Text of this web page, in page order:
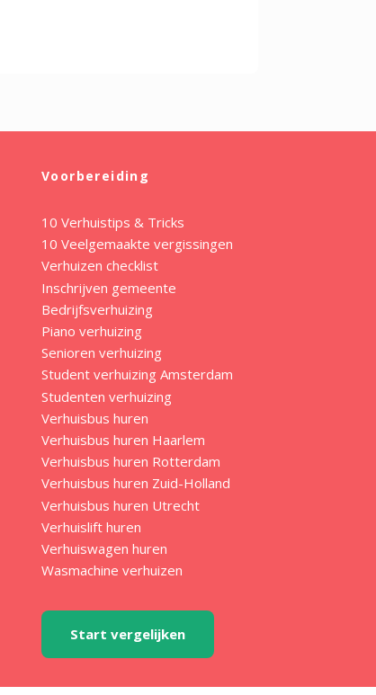
Voorbereiding
10 Verhuistips & Tricks
10 Veelgemaakte vergissingen
Verhuizen checklist
Inschrijven gemeente
Bedrijfsverhuizing
Piano verhuizing
Senioren verhuizing
Student verhuizing Amsterdam
Studenten verhuizing
Verhuisbus huren
Verhuisbus huren Haarlem
Verhuisbus huren Rotterdam
Verhuisbus huren Zuid-Holland
Verhuisbus huren Utrecht
Verhuislift huren
Verhuiswagen huren
Wasmachine verhuizen
Start vergelijken